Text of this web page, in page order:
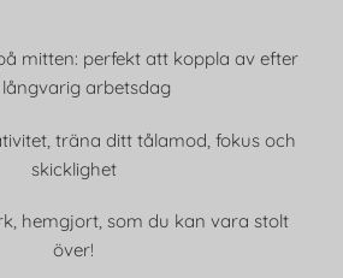
mitten: perfekt att koppla av efter
arbetsdag
träna ditt tålamod, fokus och
skicklighet
hemgjort, som du kan vara stolt
över!